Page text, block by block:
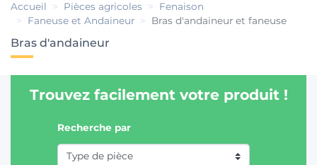
Accueil Pièces agricoles
Fenaison
Faneuse et Andaineur
Bras d'andaineur et faneuse
Bras d'andaineur
Trouvez facilement votre produit !
Recherche par